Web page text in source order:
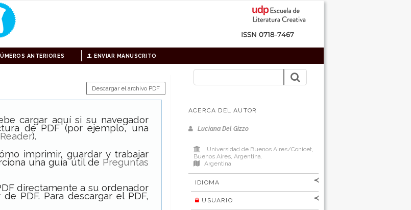
ANTERIORES ENVIAR MANUSCRITO
ACERCA DEL AUTOR
Luciana Del Gizzo
Universidad de Buenos Aires/Conicet,
Buenos Aires, Argentina.
Argentina
IDIOMA
[Español
USUARIO
Descargar el archivo PDF
cargar aquí si su navegador
de PDF (por ejemplo, una
).
imprimir, guardar y trabajar
una guía útil de Preguntas
directamente a su ordenador
PDF. Para descargar el PDF,